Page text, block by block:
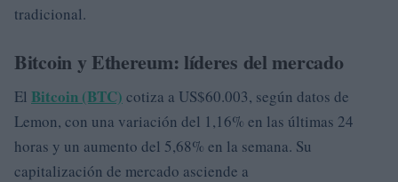
tradicional.
Bitcoin y Ethereum: líderes del mercado
El Bitcoin (BTC) cotiza a US$60.003, según datos de
Lemon, con una variación del 1,16% en las últimas 24
horas y un aumento del 5,68% en la semana. Su
capitalización de mercado asciende a